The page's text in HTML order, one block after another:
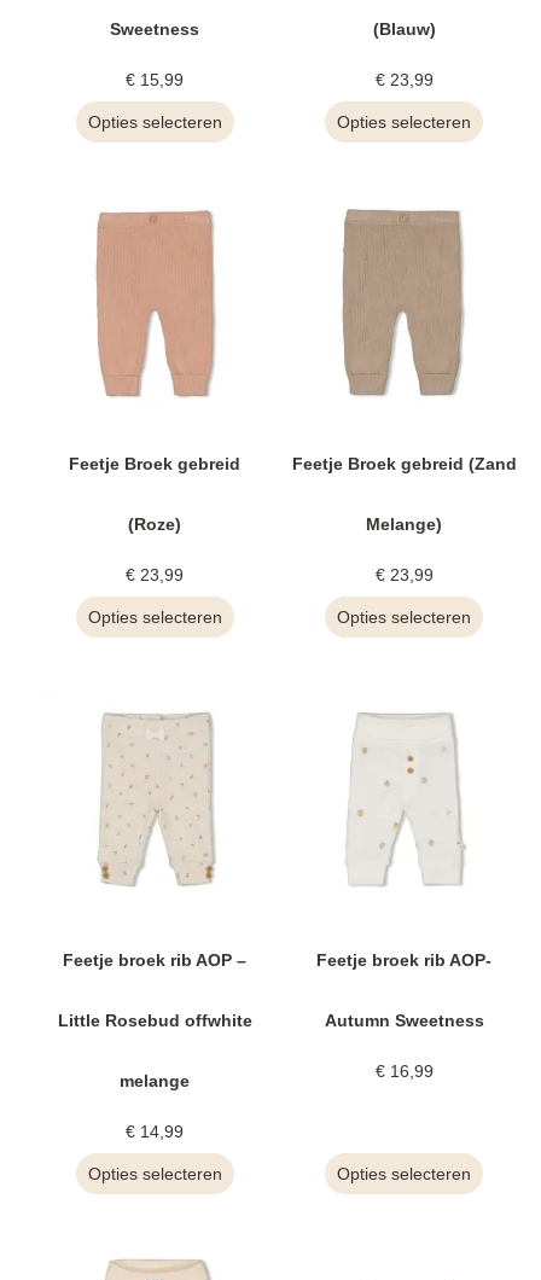
Sweetness
€ 15,99
Opties selecteren
(Blauw)
€23,99
Opties selecteren
Feetje Broek gebreid
(Roze)
€ 23,99
Opties selecteren
Feetje Broek gebreid (Zand
Melange)
€23,99
Opties selecteren
Feetje broek rib AOP –
Little Rosebud offwhite
melange
€ 14,99
Opties selecteren
Feetje broek rib AOP-
Autumn Sweetness
€16,99
Opties selecteren